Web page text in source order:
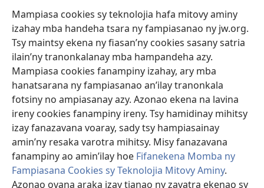
Mampiasa cookies sy teknolojia hafa mitovy aminy
izahay mba handeha tsara ny fampiasanao ny jw.org.
Tsy maintsy ekena ny fiasan’ny cookies sasany satria
ilain’ny tranonkalanay mba hampandeha azy.
Mampiasa cookies fanampiny izahay, ary mba
hanatsarana ny fampiasanao an’ilay tranonkala
fotsiny no ampiasanay azy. Azonao ekena na lavina
ireny cookies fanampiny ireny. Tsy hamidinay mihitsy
izay fanazavana voaray, sady tsy hampiasainay
amin’ny resaka varotra mihitsy. Misy fanazavana
fanampiny ao amin’ilay hoe Fifanekena Momba ny
Fampiasana Cookies sy Teknolojia Mitovy Aminy.
Azonao ovana araka izay tianao ny zavatra ekenao sy
Fanomezana
(manokatra
rohy)
FITEHIRIZAM-BOKIN’NY Vavolombelon’i Jehovah
(manokatra
rohy)
JW Hub
(manokatra
rohy)
JW Library
Watchtower Library ®